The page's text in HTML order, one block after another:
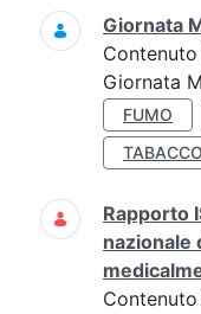
Giornata
Contenuto
Giornata
FUMO
TABACCO
Rapporto
nazionale
Contenuto